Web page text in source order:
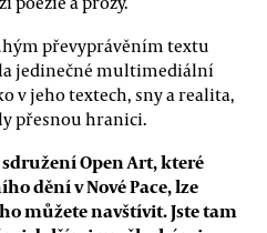
převyprávěním textu
jedinečné multimediální
v jeho textech, sny a realita,
přesnou hranici.
Open Art, které
dění v Nové Pace, lze
můžete navštívit. Jste tam